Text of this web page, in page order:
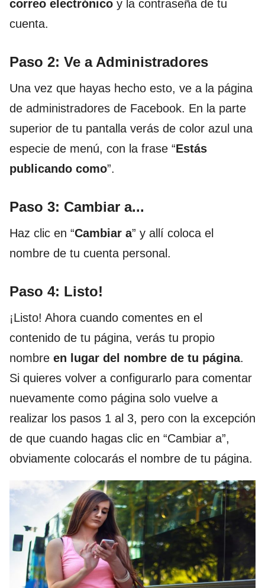
correo electrónico y la contraseña de tu
cuenta.
Paso 2: Ve a Administradores
Una vez que hayas hecho esto, ve a la página
de administradores de Facebook. En la parte
superior de tu pantalla verás de color azul una
especie de menú, con la frase “Estás
publicando como”.
Paso 3: Cambiar a...
Haz clic en “Cambiar a” y allí coloca el
nombre de tu cuenta personal.
Paso 4: Listo!
¡Listo! Ahora cuando comentes en el
contenido de tu página, verás tu propio
nombre en lugar del nombre de tu página.
Si quieres volver a configurarlo para comentar
nuevamente como página solo vuelve a
realizar los pasos 1 al 3, pero con la excepción
de que cuando hagas clic en “Cambiar a”,
obviamente colocarás el nombre de tu página.